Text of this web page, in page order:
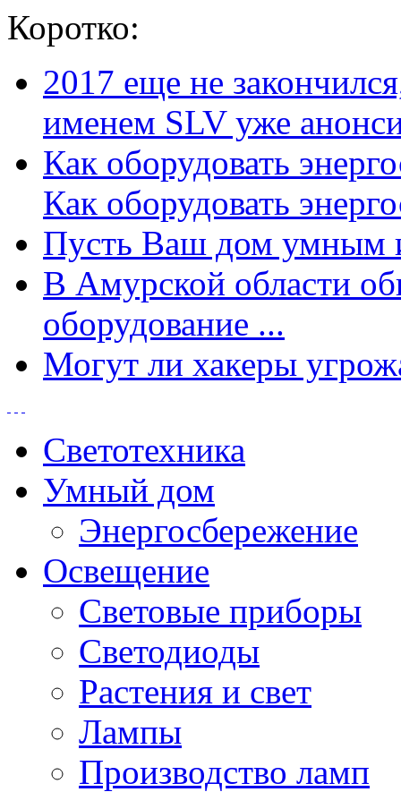
Коротко:
2017 еще не
именем SLV уже
Как оборудовать
Как оборудовать
Пусть Ваш дом умным
В Амурской области
оборудование ...
Могут ли хакеры
Светотехника
Умный дом
Энергосбережение
Освещение
Световые приборы
Светодиоды
Растения и свет
Лампы
Производство ламп